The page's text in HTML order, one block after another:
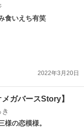
食いえち有笑
2022年3月20日
ガバースStory】
様の恋模様。